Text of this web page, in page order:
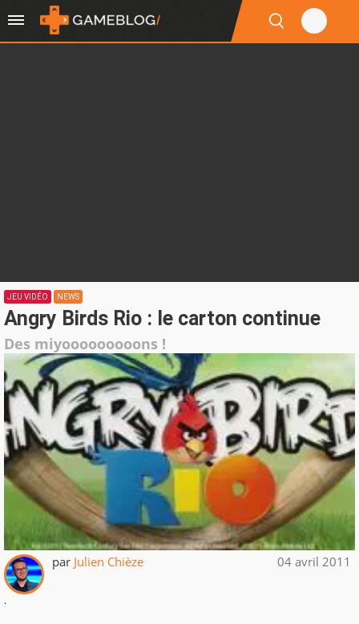
JEU VIDÉO NEWS
Angry Birds Rio : le carton continue
Des miyooooooooons !
par Julien Chièze 04 avril 2011
.